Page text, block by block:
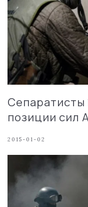
Сепаратисты
позиции сил
2015-01-02